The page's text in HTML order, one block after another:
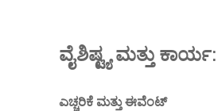
ವೈಶಿಷ್ಟ್ಯ ಮತ್ತು ಕಾರ್ಯ:
ಎಚ್ಚರಿಕೆ ಮತ್ತು ಈವೆಂಟ್